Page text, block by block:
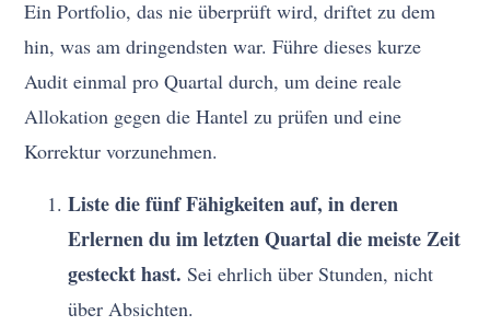
Ein Portfolio, das nie überprüft wird, driftet zu dem
hin, was am dringendsten war. Führe dieses kurze
Audit einmal pro Quartal durch, um deine reale
Allokation gegen die Hantel zu prüfen und eine
Korrektur vorzunehmen.
Liste die fünf Fähigkeiten auf, in deren
Erlernen du im letzten Quartal die meiste Zeit
gesteckt hast. Sei ehrlich über Stunden, nicht
über Absichten.